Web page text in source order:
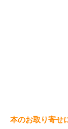
本のお取り寄せ